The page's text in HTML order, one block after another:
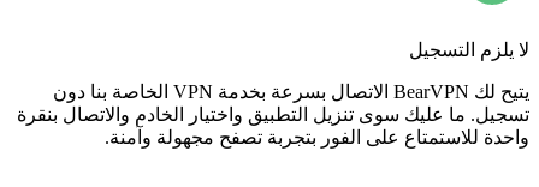
لا يلزم التسجيل
يتيح لك BearVPN الاتصال بسرعة بخدمة VPN الخاصة بنا دون
تسجيل. ما عليك سوى تنزيل التطبيق واختيار الخادم والاتصال بنقرة
واحدة للاستمتاع على الفور بتجربة تصفح مجهولة وآمنة.